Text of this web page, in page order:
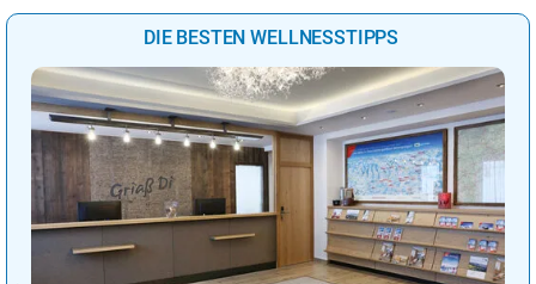
DIE BESTEN WELLNESSTIPPS